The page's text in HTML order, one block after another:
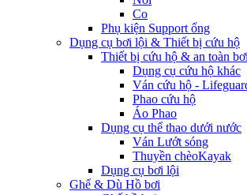
Co
Phụ kiện Support ống
Dụng cụ bơi lội & Thiết bị cứu hộ
Thiết bị cứu hộ & an toàn
Dụng cụ cứu hộ khác
Ván cứu hộ -
Phao cứu hộ
Áo Phao
Dụng cụ thể thao dưới nước
Ván Lướt sóng
Thuyền chèoKayak
Dụng cụ bơi lội
Ghế & Dù Hồ bơi